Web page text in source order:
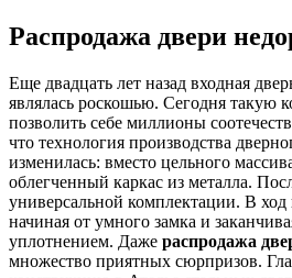
Распродажа двери
Еще двадцать лет назад входная
являлась роскошью. Сегодня такую
позволить себе миллионы
что технология производства
изменилась: вместо цельного
облегченный каркас из металла.
универсальной комплектации. В
начиная от умного замка и
уплотнением. Даже распродажа
множество приятных сюрпризов.